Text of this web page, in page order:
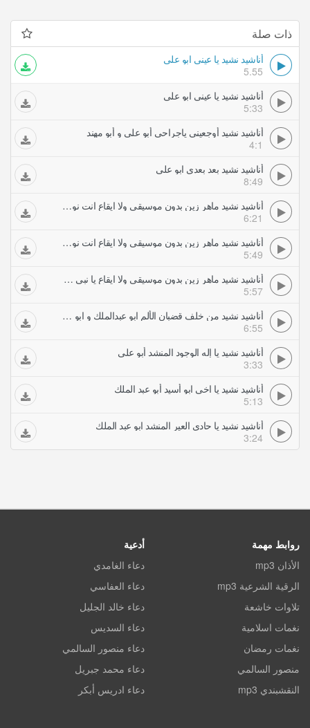
ذات صلة
أناشيد نشيد يا عيني ابو علي
5.55
أناشيد نشيد يا عيني ابو علي
5:33
أناشيد نشيد أوجعيني ياجراحي أبو علي و أبو مهند
4:1
أناشيد نشيد بعد بعدي ابو علي
8:49
أناشيد نشيد ماهر زين بدون موسيقى ولا ايقاع انت نور الله يا نبي سلام عليك بالانجليزي
6:21
أناشيد نشيد ماهر زين بدون موسيقى ولا ايقاع انت نور الله يا نبي سلام عليك بالعربي
5:49
أناشيد نشيد ماهر زين بدون موسيقى ولا ايقاع يا نبي سلام عليك ب الانجليزي
5:57
أناشيد نشيد من خلف قضبان الألم ابو عبدالملك و ابو علي
6:55
أناشيد نشيد يا إله الوجود المنشد أبو علي
3:33
أناشيد نشيد يا اخي ابو أسيد أبو عبد الملك
5:13
أناشيد نشيد يا حادي العير المنشد ابو عبد الملك
3:24
روابط مهمة
الأذان mp3
الرقية الشرعية mp3
تلاوات خاشعة
نغمات اسلامية
نغمات رمضان
منصور السالمي
النقشبندي mp3
أدعية
دعاء الغامدي
دعاء العفاسي
دعاء خالد الجليل
دعاء السديس
دعاء منصور السالمي
دعاء محمد جبريل
دعاء ادريس أبكر